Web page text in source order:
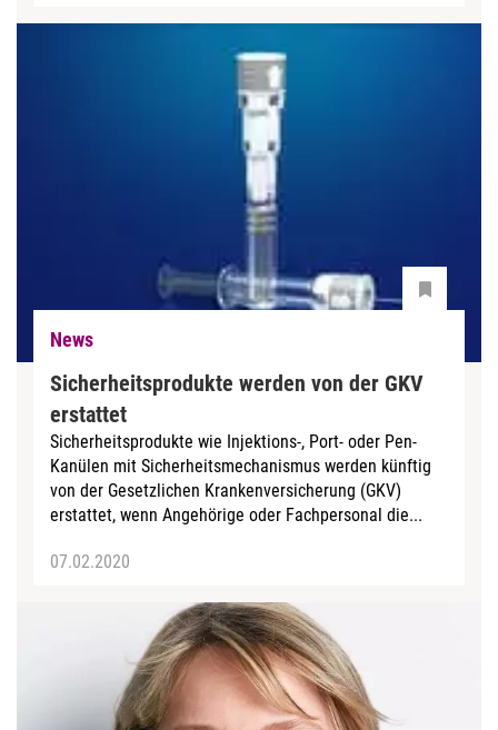
News
Sicherheitsprodukte werden von der GKV
erstattet
Sicherheitsprodukte wie Injektions-, Port- oder Pen-
Kanülen mit Sicherheitsmechanismus werden künftig
von der Gesetzlichen Krankenversicherung (GKV)
erstattet, wenn Angehörige oder Fachpersonal die...
07.02.2020